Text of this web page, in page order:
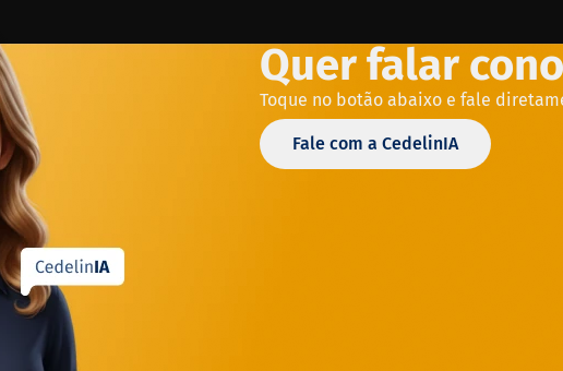
Quer falar
Toque no botão abaixo e fale
Fale com a CedelinIA